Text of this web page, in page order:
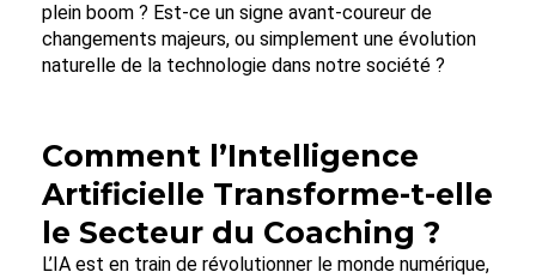
plein boom ? Est-ce un signe avant-coureur de
changements majeurs, ou simplement une évolution
naturelle de la technologie dans notre société ?
Comment l’Intelligence
Artificielle Transforme-t-elle
le Secteur du Coaching ?
L’IA est en train de révolutionner le monde numérique,